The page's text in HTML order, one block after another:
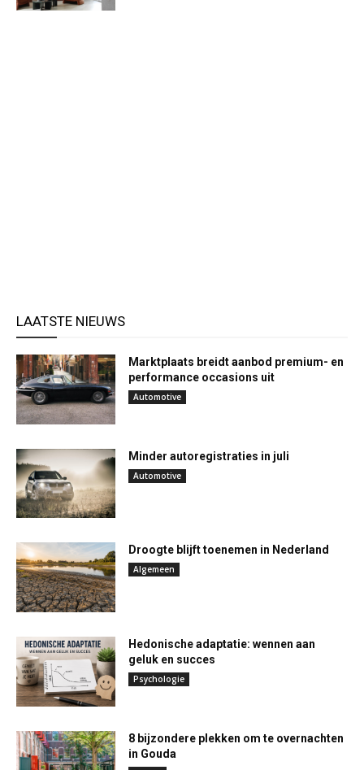
LAATSTE NIEUWS
Marktplaats breidt aanbod premium- en
performance occasions uit
Automotive
Minder autoregistraties in juli
Automotive
Droogte blijft toenemen in Nederland
Algemeen
Hedonische adaptatie: wennen aan
geluk en succes
Psychologie
8 bijzondere plekken om te overnachten
in Gouda